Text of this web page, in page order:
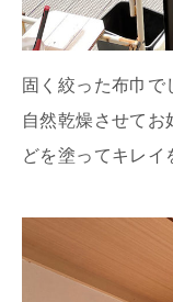
固く絞った布巾で
自然乾燥させてお
どを塗ってキレイ